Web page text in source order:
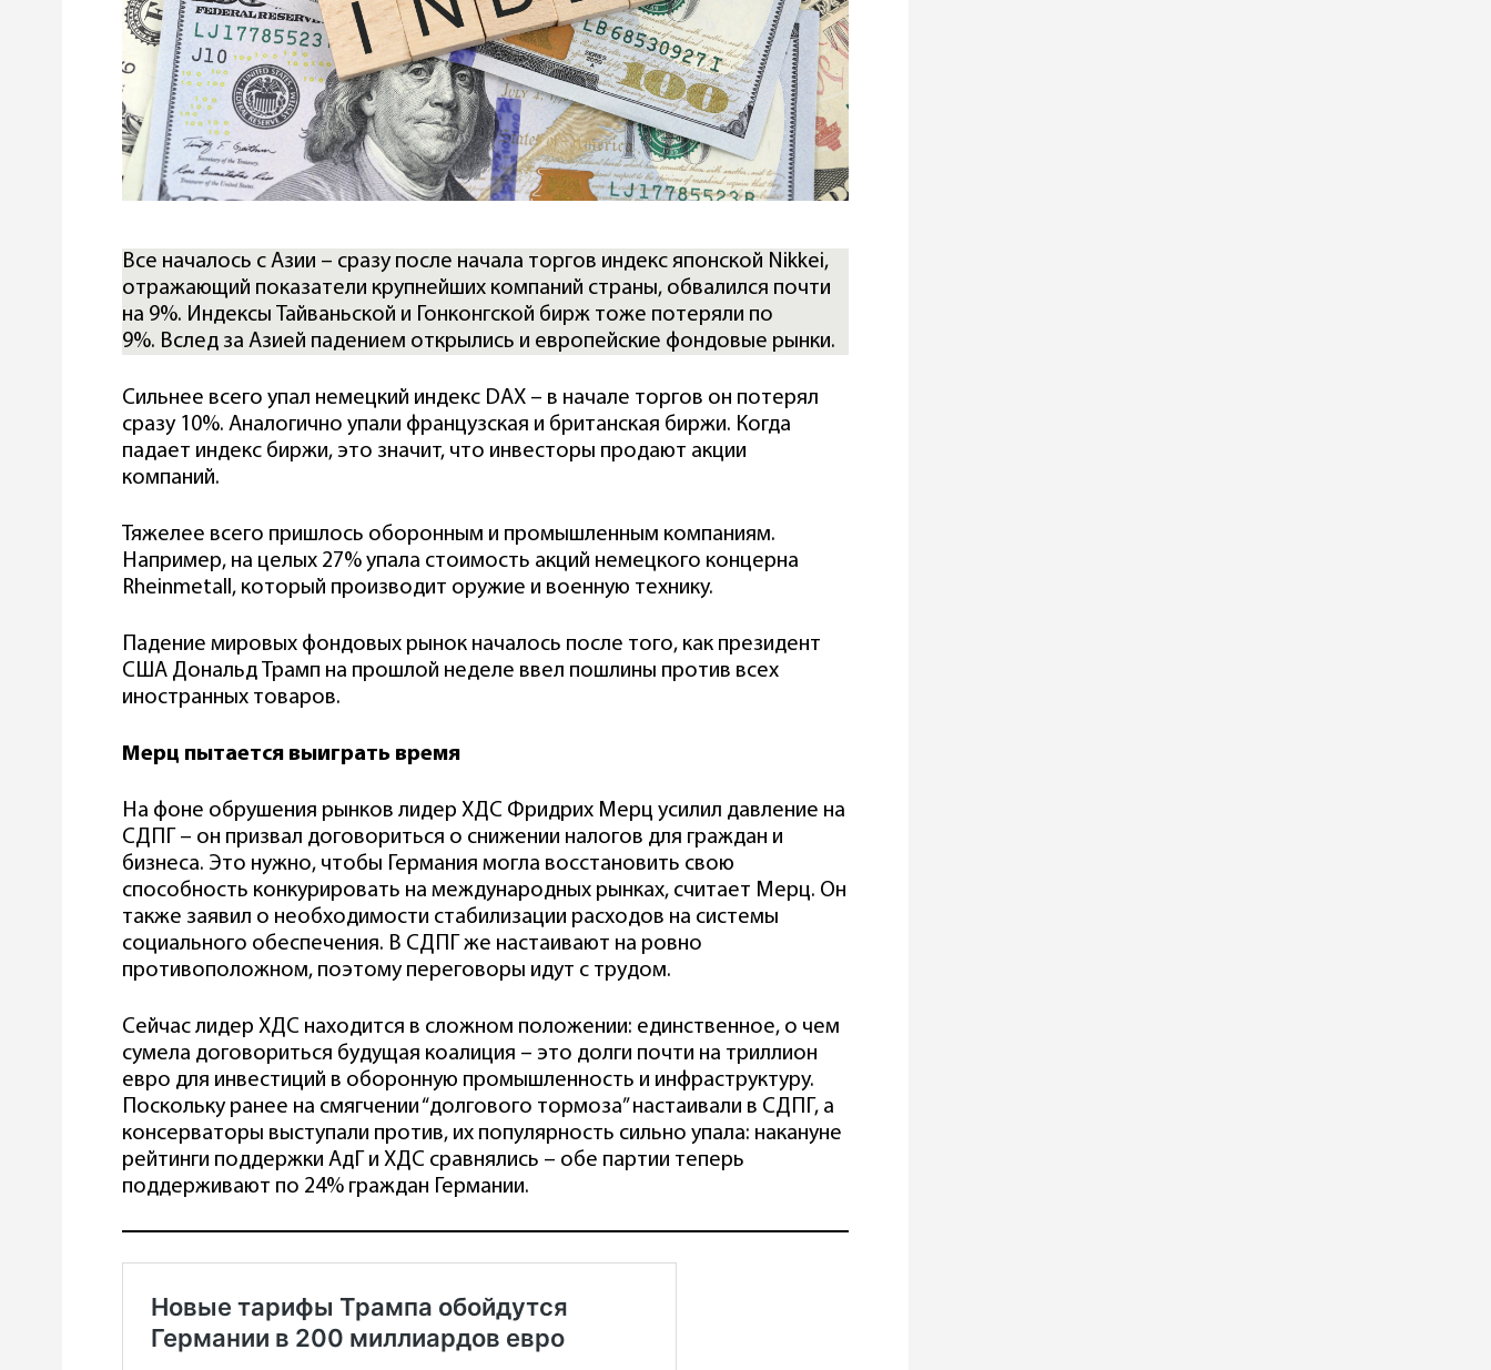
Все началось с Азии – сразу после начала торгов индекс японской Nikkei,
отражающий показатели крупнейших компаний страны, обвалился почти
на 9%. Индексы Тайваньской и Гонконгской бирж тоже потеряли по
9%. Вслед за Азией падением открылись и европейские фондовые рынки.
Сильнее всего упал немецкий индекс DAX – в начале торгов он потерял
сразу 10%. Аналогично упали французская и британская биржи. Когда
падает индекс биржи, это значит, что инвесторы продают акции
компаний.
Тяжелее всего пришлось оборонным и промышленным компаниям.
Например, на целых 27% упала стоимость акций немецкого концерна
Rheinmetall, который производит оружие и военную технику.
Падение мировых фондовых рынок началось после того, как президент
США Дональд Трамп на прошлой неделе ввел пошлины против всех
иностранных товаров.
Мерц пытается выиграть время
На фоне обрушения рынков лидер ХДС Фридрих Мерц усилил давление на
СДПГ – он призвал договориться о снижении налогов для граждан и
бизнеса. Это нужно, чтобы Германия могла восстановить свою
способность конкурировать на международных рынках, считает Мерц. Он
также заявил о необходимости стабилизации расходов на системы
социального обеспечения. В СДПГ же настаивают на ровно
противоположном, поэтому переговоры идут с трудом.
Сейчас лидер ХДС находится в сложном положении: единственное, о чем
сумела договориться будущая коалиция – это долги почти на триллион
евро для инвестиций в оборонную промышленность и инфраструктуру.
Поскольку ранее на смягчении “долгового тормоза” настаивали в СДПГ, а
консерваторы выступали против, их популярность сильно упала: накануне
рейтинги поддержки АдГ и ХДС сравнялись – обе партии теперь
поддерживают по 24% граждан Германии.